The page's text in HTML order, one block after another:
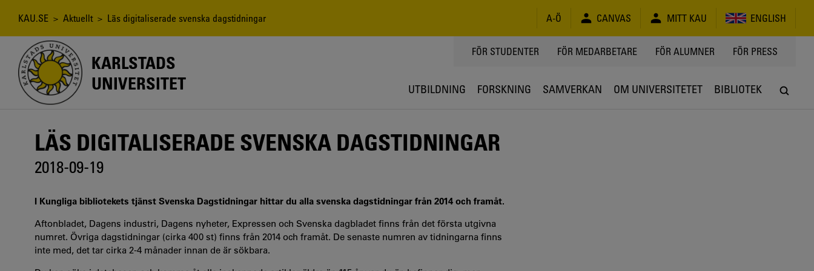
Länkstig
KAU.SE > Aktuellt > Läs digitaliserade svenska dagstidningar A-Ö CANVAS MITT KAU ENGLISH
KARLSTADS
UNIVERSITET
TOPPMENY
FÖR STUDENTER FÖR MEDARBETARE FÖR ALUMNER FÖR PRESS
UTBILDNING FORSKNING SAMVERKAN OM UNIVERSITETET BIBLIOTEK
LÄS DIGITALISERADE SVENSKA DAGSTIDNINGAR
2018-09-19
I Kungliga bibliotekets tjänst Svenska Dagstidningar hittar du alla svenska dagstidningar från 2014 och framåt.
Aftonbladet, Dagens industri, Dagens nyheter, Expressen och Svenska dagbladet finns från det första utgivna
numret. Övriga dagstidningar (cirka 400 st) finns från 2014 och framåt. De senaste numren av tidningarna finns
inte med, det tar cirka 2-4 månader innan de är sökbara.